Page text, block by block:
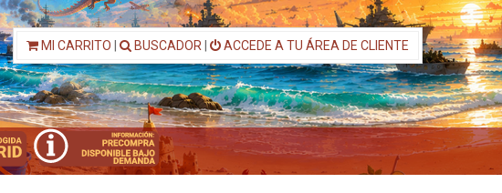
MI CARRITO BUSCADOR ACCEDE A TU ÁREA DE CLIENTE